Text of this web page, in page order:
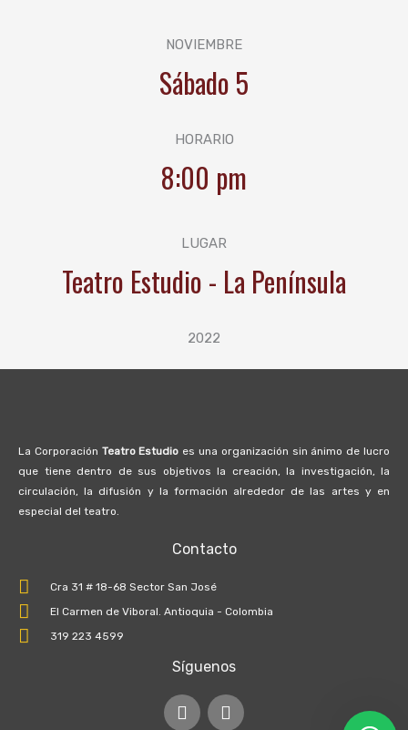
NOVIEMBRE
Sábado 5
HORARIO
8:00 pm
LUGAR
Teatro Estudio - La Península
2022
La Corporación Teatro Estudio es una organización sin ánimo de lucro
que tiene dentro de sus objetivos la creación, la investigación, la
circulación, la difusión y la formación alrededor de las artes y en
especial del teatro.
Contacto
Cra 31 # 18-68 Sector San José
El Carmen de Viboral. Antioquia - Colombia
319 223 4599
Síguenos
I
n
F
a